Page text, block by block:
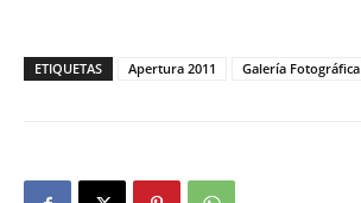
ETIQUETAS Apertura 2011 Galería Fotográfica